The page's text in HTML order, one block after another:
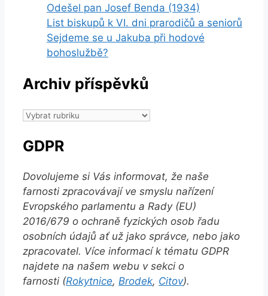
Odešel pan Josef Benda (1934)
List biskupů k VI. dni prarodičů a seniorů
Sejdeme se u Jakuba při hodové
bohoslužbě?
Archiv příspěvků
Archiv
GDPR
Dovolujeme si Vás informovat, že naše
farnosti zpracovávají ve smyslu nařízení
Evropského parlamentu a Rady (EU)
2016/679 o ochraně fyzických osob řadu
osobních údajů ať už jako správce, nebo jako
zpracovatel. Více informací k tématu GDPR
najdete na našem webu v sekci o
farnosti (Rokytnice, Brodek, Citov).